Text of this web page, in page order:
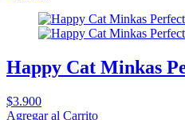
Happy Cat Minkas
$3.900
Agregar al Carrito